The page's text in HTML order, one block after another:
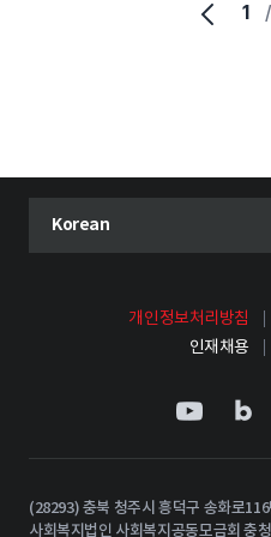
1 /
언어 선택 메뉴 열기
현재 선택된 언어
Korean
개인정보처리방침
인재채용
(28293) 충북 청주시 흥덕구 송화로
사회복지법인 사회복지공동모금회 충